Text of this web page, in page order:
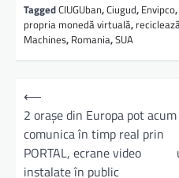
TaggedCIUGUban,Ciugud, Envipco,
propria monedă virtuală,
Machines, Romania,SUA
⟵
2 orașe din Europa pot acum
comunica în timp real prin
PORTAL, ecrane video
instalate în public